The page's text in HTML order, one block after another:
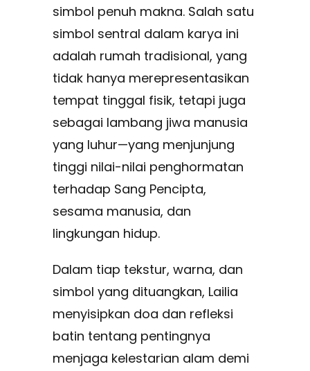
simbol penuh makna. Salah satu
simbol sentral dalam karya ini
adalah rumah tradisional, yang
tidak hanya merepresentasikan
tempat tinggal fisik, tetapi juga
sebagai lambang jiwa manusia
yang luhur—yang menjunjung
tinggi nilai-nilai penghormatan
terhadap Sang Pencipta,
sesama manusia, dan
lingkungan hidup.
Dalam tiap tekstur, warna, dan
simbol yang dituangkan, Lailia
menyisipkan doa dan refleksi
batin tentang pentingnya
menjaga kelestarian alam demi